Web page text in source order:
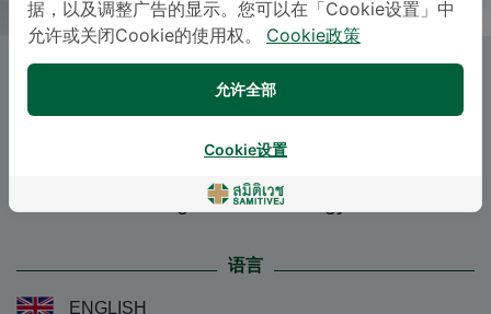
ANOCHA CHODPANICH
M.D.
Diagnostic Radiology
语言
ENGLISH
据，以及调整广告的显示。您可以在「Cookie设置」中
允许或关闭Cookie的使用权。
Cookie政策
允许全部
Cookie设置